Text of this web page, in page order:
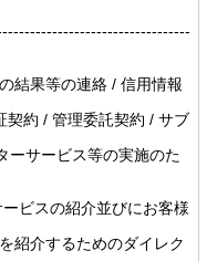
結果等の連絡 / 信用情報
契約 / 管理委託契約 / サブ
ーサービス等の実施のた
ビスの紹介並びにお客様
紹介するためのダイレク